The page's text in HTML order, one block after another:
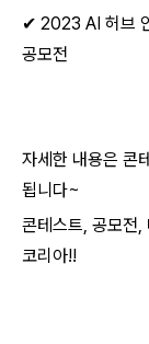
✔ 2023 AI 허브
공모전
자세한 내용은 콘
됩니다~​
콘테스트, 공모전,
코리아!!